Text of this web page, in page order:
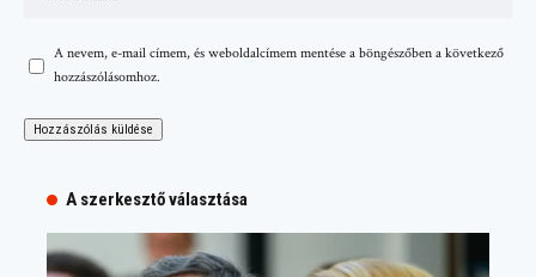
A nevem, e-mail címem, és weboldalcímem mentése a böngészőben a következő
hozzászólásomhoz.
A szerkesztő választása